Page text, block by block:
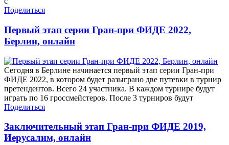
Поделиться
Первый этап серии Гран-при ФИДЕ 2022,
Берлин, онлайн
Сегодня в Берлине начинается первый этап серии Гран-при
ФИДЕ 2022, в котором будет разыграно две путевки в турнир
претендентов. Всего 24 участника. В каждом турнире будут
играть по 16 гроссмейстеров. После 3 турниров будут
Поделиться
Заключительный этап Гран-при ФИДЕ 2019,
Иерусалим, онлайн